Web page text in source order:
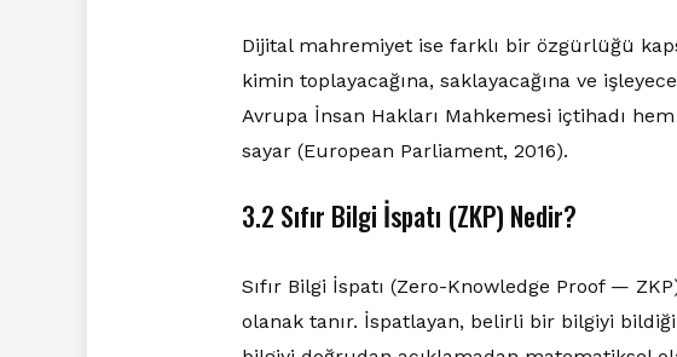
Dijital mahremiyet ise farklı bir özgürlüğü
kimin toplayacağına, saklayacağına ve
Avrupa İnsan Hakları Mahkemesi içtihadı
sayar (European Parliament, 2016).
3.2 Sıfır Bilgi İspatı (ZKP) Nedir?
Sıfır Bilgi İspatı (Zero-Knowledge Proof —
olanak tanır. İspatlayan, belirli bir bilgiyi